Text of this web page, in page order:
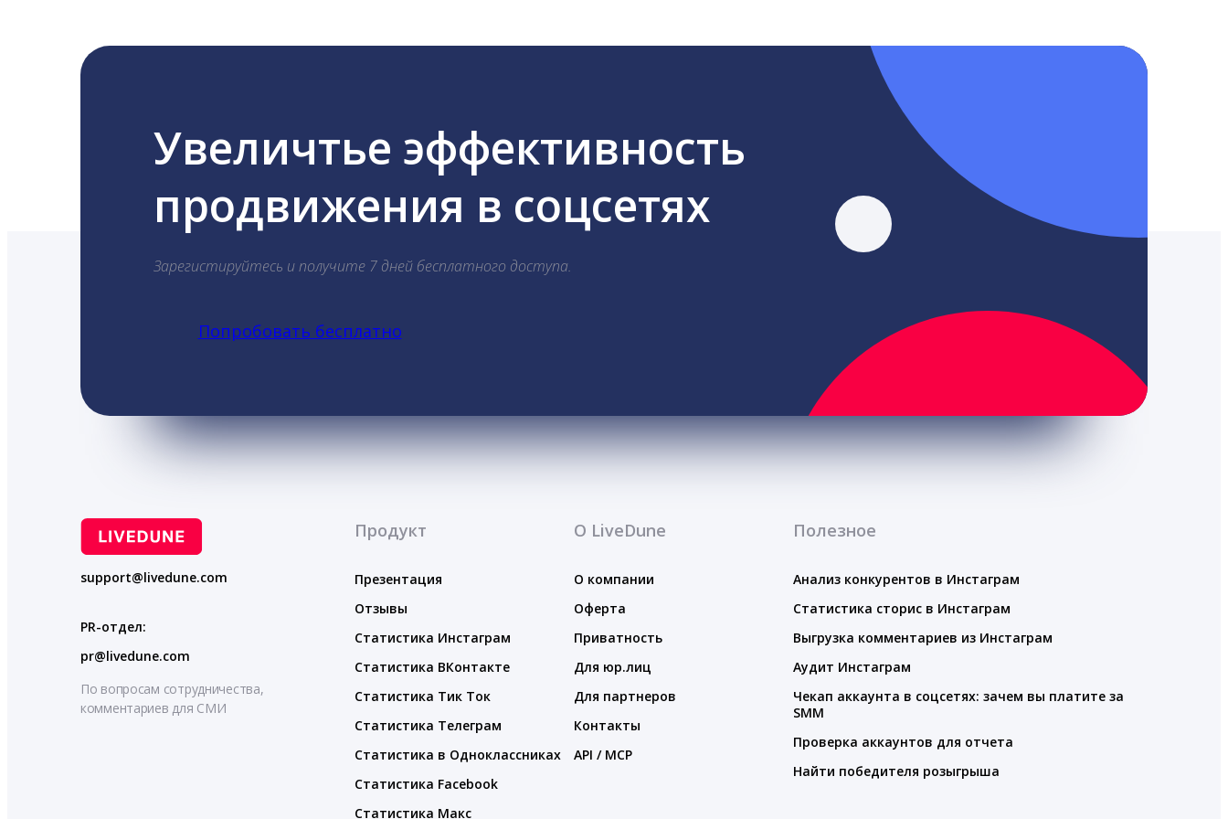
Увеличтье эффективность
продвижения в соцсетях
Зарегистируйтесь и получите 7 дней бесплатного доступа.
Попробовать бесплатно
support@livedune.com
PR-отдел:
pr@livedune.com
По вопросам сотрудничества,
комментариев для СМИ
Продукт
Презентация
Отзывы
Статистика Инстаграм
Статистика ВКонтакте
Статистика Тик Ток
Статистика Телеграм
Статистика в Одноклассниках
Статистика Facebook
Статистика Макс
О LiveDune
О компании
Оферта
Приватность
Для юр.лиц
Для партнеров
Контакты
API / MCP
Полезное
Анализ конкурентов в Инстаграм
Статистика сторис в Инстаграм
Выгрузка комментариев из Инстаграм
Аудит Инстаграм
Чекап аккаунта в соцсетях: зачем вы платите за
SMM
Проверка аккаунтов для отчета
Найти победителя розыгрыша